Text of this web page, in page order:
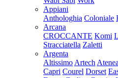
Appiani
Anthologhia Coloniale
Arcana
CROCCANTE Komi
Stracciatella Zaletti
Argenta
Altissimo Artech Atenea
Capri Courel Dorset